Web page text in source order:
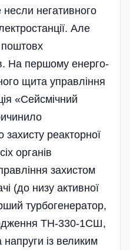
негативного
Але
поштовх
На першому енерго­
щита управління
«Сейсмічний
реакторної
органів
захистом
(до низу активної
турбогенератор,
ТН-330-1СШ,
із великим